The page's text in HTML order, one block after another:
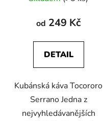
hodnocení
produktu
5,0
z
hvězdiček.
od 249 Kč
DETAIL
Kubánská káva Tocororo
Serrano Jedna z
nejvyhledávanějších